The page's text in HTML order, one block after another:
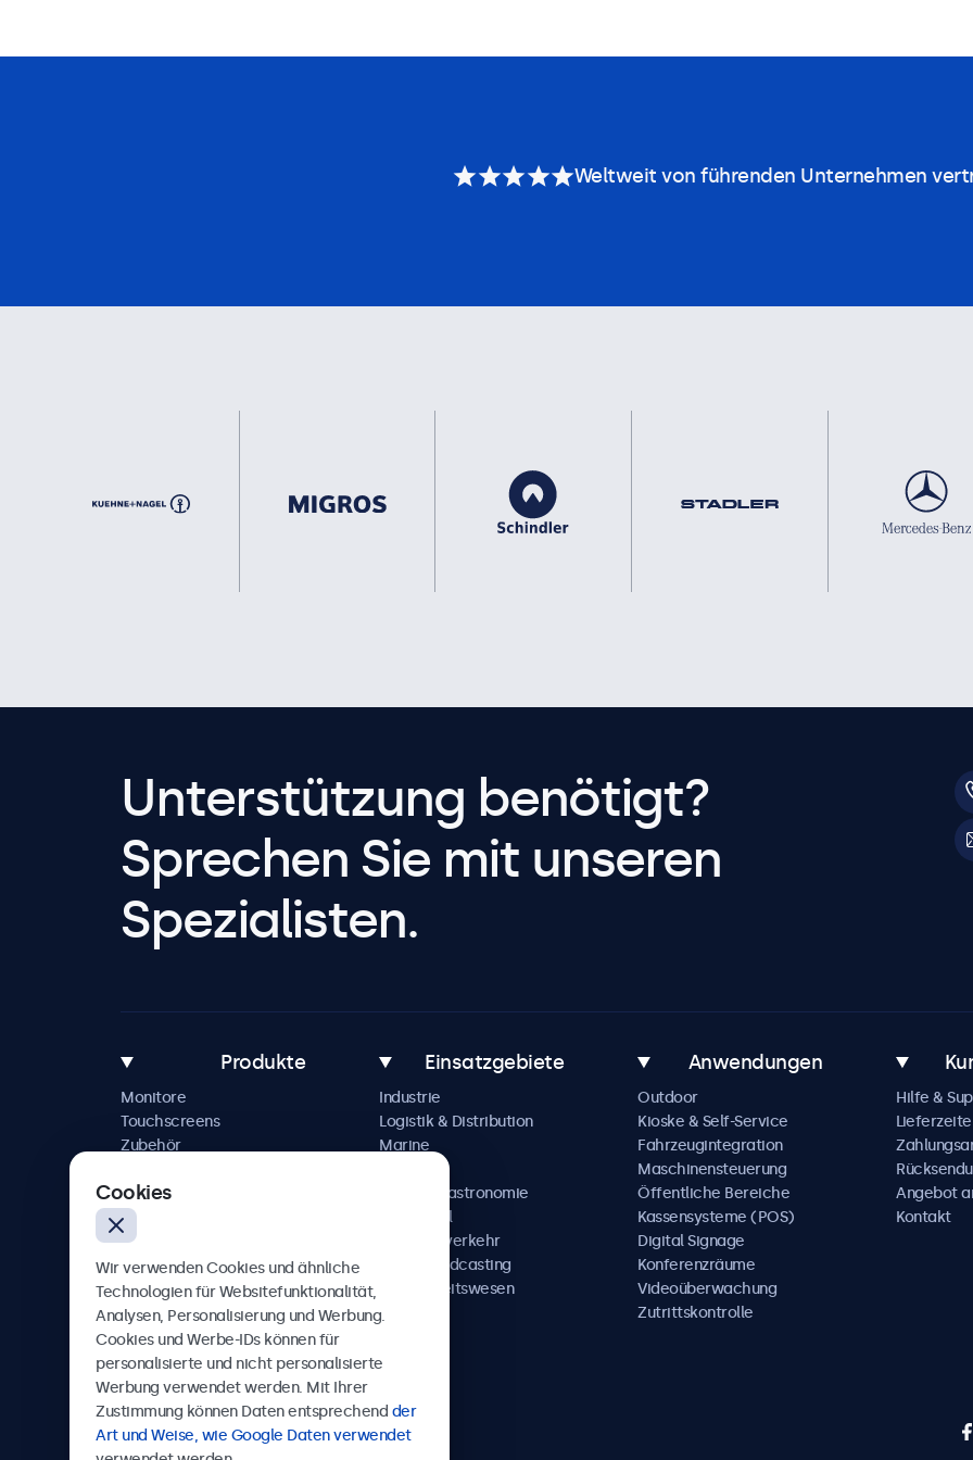
Weltweit von führenden Unternehmen
Unterstützung benötigt?
Sprechen Sie mit unseren
Spezialisten.
Produkte
Monitore
Touchscreens
Zubehör
Einsatzgebiete
Industrie
Logistik & Distribution
Marine
Hotel & Gastronomie
Automobil
Schienenverkehr
AV & Broadcasting
Gesundheitswesen
Anwendungen
Outdoor
Kioske & Self-Service
Fahrzeugintegration
Maschinensteuerung
Öffentliche Bereiche
Kassensysteme (POS)
Digital Signage
Konferenzräume
Videoüberwachung
Zutrittskontrolle
Hilfe &
Angebot
Kontakt
Beetronics
Cookies
Wir verwenden Cookies und ähnliche
Technologien für Websitefunktionalität,
Analysen, Personalisierung und Werbung.
Cookies und Werbe-IDs können für
personalisierte und nicht personalisierte
Werbung verwendet werden. Mit Ihrer
Zustimmung können Daten entsprechend der
Art und Weise, wie Google Daten verwendet